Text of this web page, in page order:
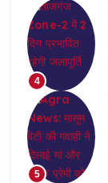
4
5